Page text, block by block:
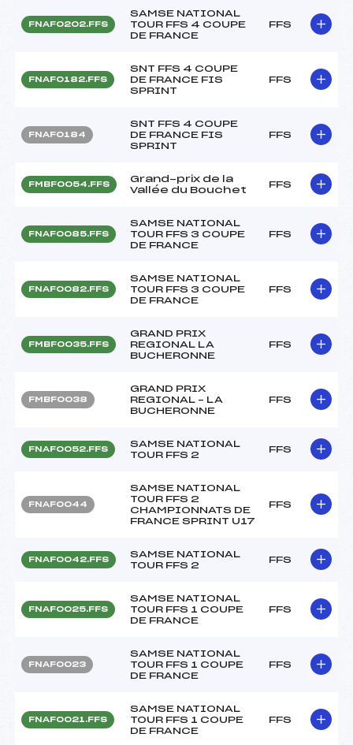
FNAF0202.FFS
SAMSE NATIONAL
TOUR FFS 4 COUPE
DE FRANCE
FFS
FNAF0182.FFS
SNT FFS 4 COUPE
DE FRANCE FIS
SPRINT
FFS
FNAF0184
SNT FFS 4 COUPE
DE FRANCE FIS
SPRINT
FFS
FMBF0054.FFS
Grand-prix de la
Vallée du Bouchet
FFS
FNAF0085.FFS
SAMSE NATIONAL
TOUR FFS 3 COUPE
DE FRANCE
FFS
FNAF0082.FFS
SAMSE NATIONAL
TOUR FFS 3 COUPE
DE FRANCE
FFS
FMBF0035.FFS
GRAND PRIX
REGIONAL LA
BUCHERONNE
FFS
FMBF0038
GRAND PRIX
REGIONAL – LA
BUCHERONNE
FFS
FNAF0052.FFS
SAMSE NATIONAL
TOUR FFS 2
FFS
FNAF0044
SAMSE NATIONAL
TOUR FFS 2
CHAMPIONNATS DE
FRANCE SPRINT U17
FFS
FNAF0042.FFS
SAMSE NATIONAL
TOUR FFS 2
FFS
FNAF0025.FFS
SAMSE NATIONAL
TOUR FFS 1 COUPE
DE FRANCE
FFS
FNAF0023
SAMSE NATIONAL
TOUR FFS 1 COUPE
DE FRANCE
FFS
FNAF0021.FFS
SAMSE NATIONAL
TOUR FFS 1 COUPE
DE FRANCE
FFS